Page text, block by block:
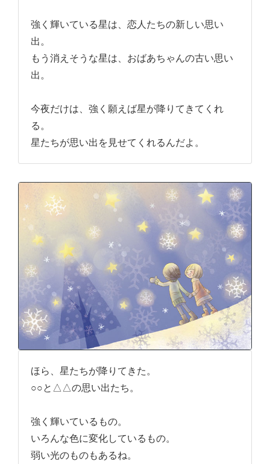
強く輝いている星は、恋人たちの新しい思い
出。
もう消えそうな星は、おばあちゃんの古い思い
出。
今夜だけは、強く願えば星が降りてきてくれ
る。
星たちが思い出を見せてくれるんだよ。
ほら、星たちが降りてきた。
○○と△△の思い出たち。
強く輝いているもの。
いろんな色に変化しているもの。
弱い光のものもあるね。